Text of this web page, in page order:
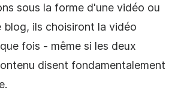
sous la forme d'une vidéo ou
blog, ils choisiront la vidéo
fois - même si les deux
disent fondamentalement